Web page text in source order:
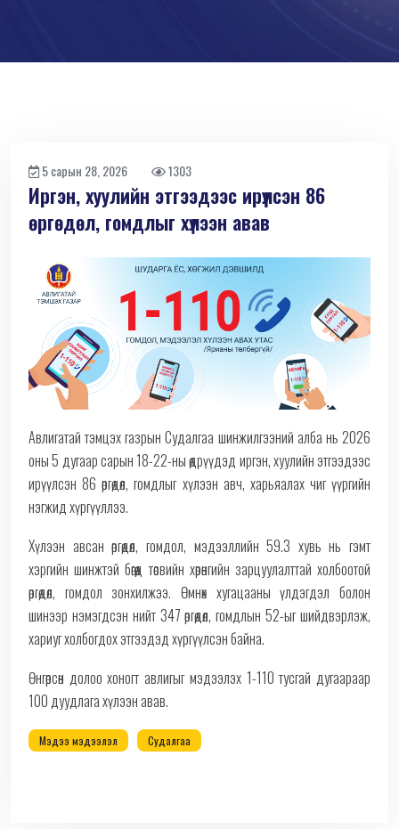
5 сарын 28, 2026 1303
Иргэн, хуулийн этгээдээс ирүүлсэн 86
өргөдөл, гомдлыг хүлээн авав
Авлигатай тэмцэх газрын Судалгаа шинжилгээний алба нь 2026
оны 5 дугаар сарын 18-22-ны өдрүүдэд иргэн, хуулийн этгээдээс
ирүүлсэн 86 өргөдөл, гомдлыг хүлээн авч, харьяалах чиг үүргийн
нэгжид хүргүүллээ.
Хүлээн авсан өргөдөл, гомдол, мэдээллийн 59.3 хувь нь гэмт
хэргийн шинжтэй бөгөөд төсвийн хөрөнгийн зарцуулалттай холбоотой
өргөдөл, гомдол зонхилжээ. Өмнөх хугацааны үлдэгдэл болон
шинээр нэмэгдсэн нийт 347 өргөдөл, гомдлын 52-ыг шийдвэрлэж,
хариуг холбогдох этгээдэд хүргүүлсэн байна.
Өнгөрсөн долоо хоногт авлигыг мэдээлэх 1-110 тусгай дугаараар
100 дуудлага хүлээн авав.
Мэдээ мэдээлэл Судалгаа